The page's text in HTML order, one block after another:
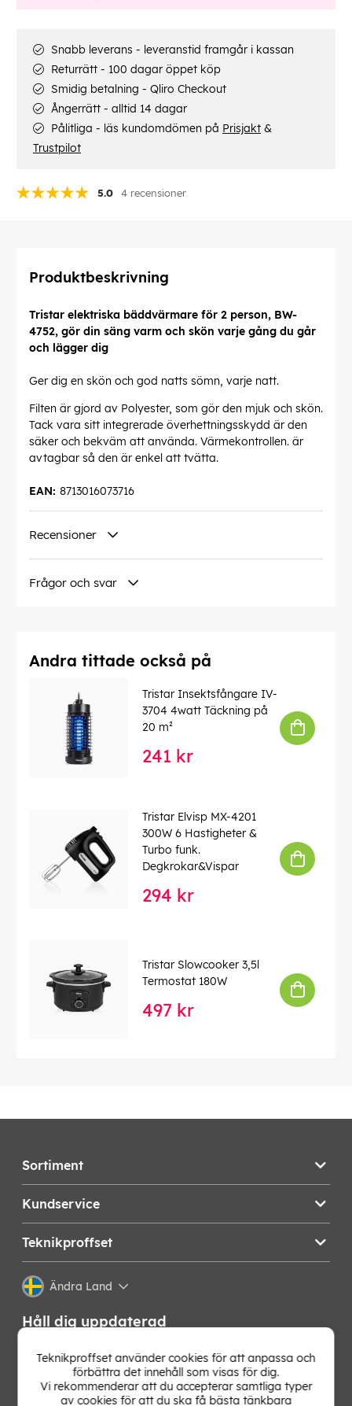
5.0 4 recensioner
Snabb leverans - leveranstid framgår i kassan
Returrätt - 100 dagar öppet köp
Smidig betalning - Qliro Checkout
Ångerrätt - alltid 14 dagar
Pålitliga - läs kundomdömen på Prisjakt &
Trustpilot
Produktbeskrivning
Tristar elektriska bäddvärmare för 2 person, BW-
4752, gör din säng varm och skön varje gång du går
och lägger dig
Ger dig en skön och god natts sömn, varje natt.
Filten är gjord av Polyester, som gör den mjuk och skön.
Tack vara sitt integrerade överhettningsskydd är den
säker och bekväm att använda. Värmekontrollen. är
avtagbar så den är enkel att tvätta.
8713016073716
EAN:
Recensioner
Frågor och svar
Andra tittade också på
Tristar Insektsfångare IV-
3704 4watt Täckning på
20 m²
241 kr
Tristar Elvisp MX-4201
300W 6 Hastigheter &
Turbo funk.
Degkrokar&Vispar
294 kr
Tristar Slowcooker 3,5l
Termostat 180W
497 kr
Sortiment
Kundservice
Teknikproffset
Ändra Land
Håll dig uppdaterad
Få de senaste nyheterna, hetaste erbjudandena och
bästa tipsen från oss direkt i din mejlkorg. Signa upp på
vårt nyhetsbrev!
Teknikproffset använder cookies för att anpassa och
förbättra det innehåll som visas för dig.
Vi rekommenderar att du accepterar samtliga typer
av cookies för att du ska få bästa tänkbara